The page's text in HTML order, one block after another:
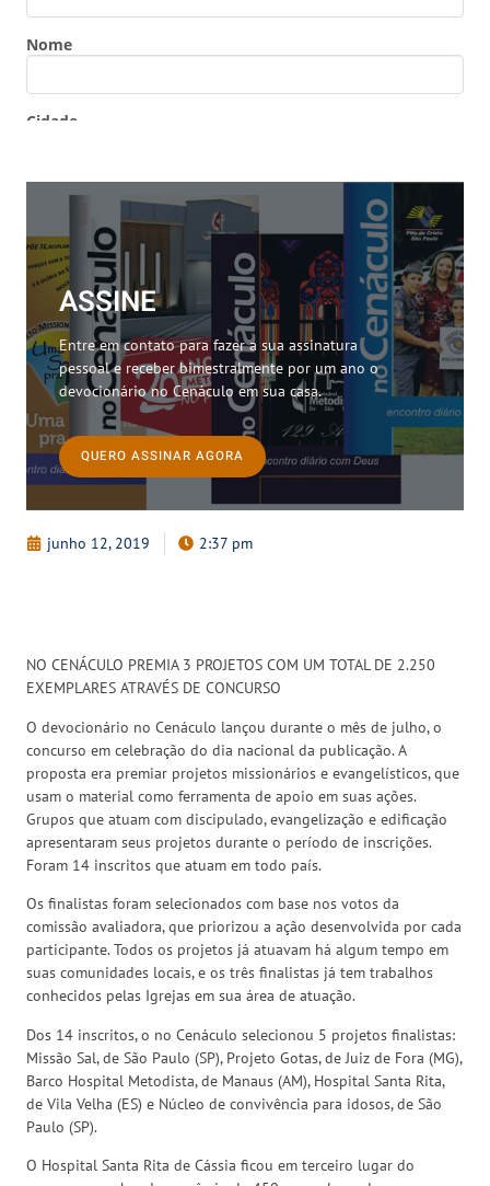
junho 12, 2019 2:37 pm
NO CENÁCULO PREMIA 3 PROJETOS COM UM TOTAL DE 2.250
EXEMPLARES ATRAVÉS DE CONCURSO
O devocionário no Cenáculo lançou durante o mês de julho, o
concurso em celebração do dia nacional da publicação. A
proposta era premiar projetos missionários e evangelísticos, que
usam o material como ferramenta de apoio em suas ações.
Grupos que atuam com discipulado, evangelização e edificação
apresentaram seus projetos durante o período de inscrições.
Foram 14 inscritos que atuam em todo país.
Os finalistas foram selecionados com base nos votos da
comissão avaliadora, que priorizou a ação desenvolvida por cada
participante. Todos os projetos já atuavam há algum tempo em
suas comunidades locais, e os três finalistas já tem trabalhos
conhecidos pelas Igrejas em sua área de atuação.
Dos 14 inscritos, o no Cenáculo selecionou 5 projetos finalistas:
Missão Sal, de São Paulo (SP), Projeto Gotas, de Juiz de Fora (MG),
Barco Hospital Metodista, de Manaus (AM), Hospital Santa Rita,
de Vila Velha (ES) e Núcleo de convivência para idosos, de São
Paulo (SP).
O Hospital Santa Rita de Cássia ficou em terceiro lugar do
ASSINE
Entre em contato para fazer a sua assinatura
pessoal e receber bimestralmente por um ano o
devocionário no Cenáculo em sua casa.
QUERO ASSINAR AGORA